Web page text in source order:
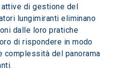
di gestione del
lungimiranti eliminano
dalle loro pratiche
di rispondere in modo
complessità del panorama